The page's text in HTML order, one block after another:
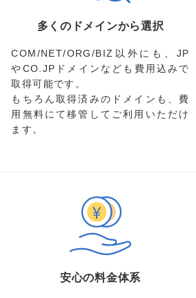
多くのドメインから選択
COM/NET/ORG/BIZ以外にも、JP
やCO.JPドメインなども費用込みで
取得可能です。
もちろん取得済みのドメインも、費
用無料にて移管してご利用いただけ
ます。
安心の料金体系